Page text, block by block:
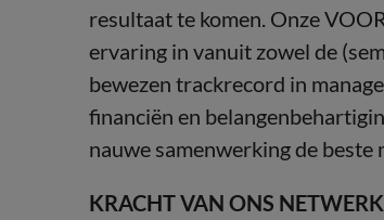
resultaat te komen. Onze
ervaring in vanuit zowel de
bewezen trackrecord in
financiën en
nauwe samenwerking de beste
KRACHT VAN ONS NETWERK